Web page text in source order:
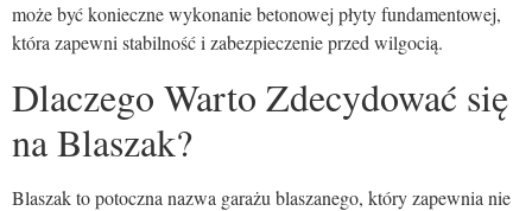
może być konieczne wykonanie betonowej płyty fundamentowej,
która zapewni stabilność i zabezpieczenie przed wilgocią.
Dlaczego Warto Zdecydować się
na Blaszak?
Blaszak to potoczna nazwa garażu blaszanego, który zapewnia nie